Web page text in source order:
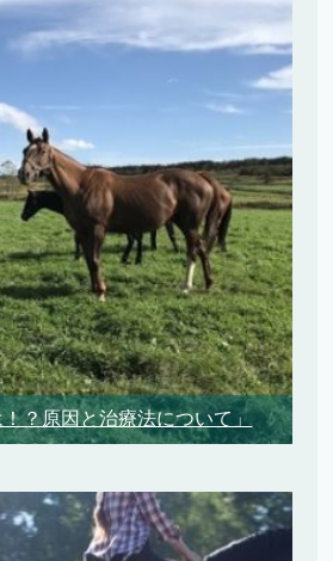
？原因と治療法について」